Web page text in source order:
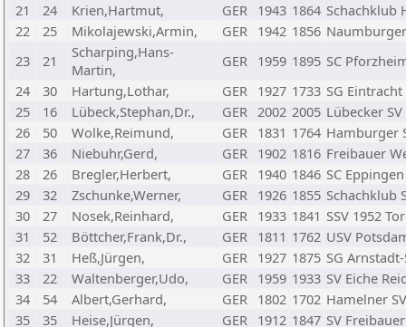
21
24 Krien,Hartmut, GER 1943 1864 Schachklub
22
25 Mikolajewski,Armin, GER 1942 1856
23
21
Scharping,Hans-
Martin,
GER 1959 1895 SC
24
30 Hartung,Lothar, GER 1927 1733 SG
25
16 Lübeck,Stephan,Dr., GER 2002 2005 Lübecker
26
50 Wolke,Reimund, GER 1831 1764 Hamburger
27
36 Niebuhr,Gerd, GER 1902 1816 Freibauer
28
26 Bregler,Herbert, GER 1940 1846 SC Eppingen
29
32 Zschunke,Werner, GER 1926 1855 Schachklub
30
27 Nosek,Reinhard, GER 1933 1841 SSV 1952
31
52 Böttcher,Frank,Dr., GER 1811 1762 USV
32
31 Heß,Jürgen, GER 1927 1875 SG
33
22 Waltenberger,Udo, GER 1959 1933 SV Eiche
34
54 Albert,Gerhard, GER 1802 1702 Hamelner SV
35
35 Heise,Jürgen, GER 1912 1847 SV